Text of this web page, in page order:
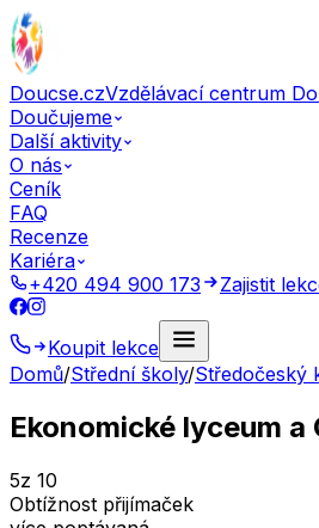
Doucse.czVzdělávací centrum
Doučujeme
Další aktivity
O nás
Ceník
FAQ
Recenze
Kariéra
+420 494 900 173
Zajistit
Koupit lekce
Domů/Střední školy/Středočeský
Ekonomické lyceum a
5z 10
Obtížnost přijímaček